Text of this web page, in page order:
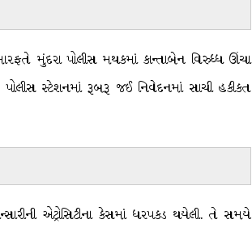
મુંદરા પોલીસ મથકમાં કાન્તાબેન વિરુધ્ધ ઊંચા
પોલીસ સ્ટેશનમાં રૂબરૂ જઈ નિવેદનમાં સાચી હકીકત
એટ્રોસિટીના કેસમાં ધરપકડ થયેલી. તે સમયે